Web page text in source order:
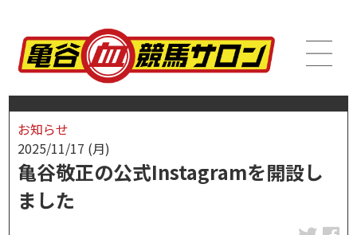
お知らせ
2025/11/17 (月)
亀谷敬正の公式Instagramを開設し
ました